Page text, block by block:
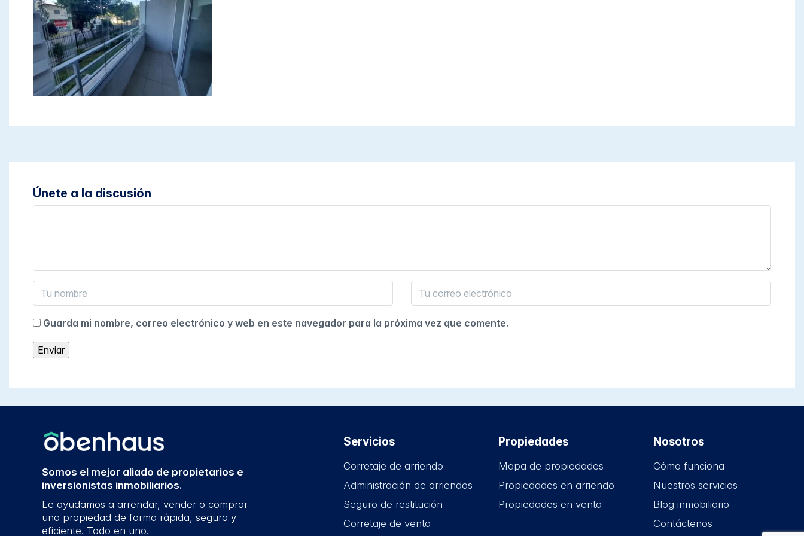
Únete a la discusión
Guarda mi nombre, correo electrónico y web en este navegador para la próxima vez que comente.
Somos el mejor aliado de propietarios e
inversionistas inmobiliarios.
Le ayudamos a arrendar, vender o comprar
una propiedad de forma rápida, segura y
eficiente. Todo en uno.
Servicios
Corretaje de arriendo
Administración de arriendos
Seguro de restitución
Corretaje de venta
Propiedades
Mapa de propiedades
Propiedades en arriendo
Propiedades en venta
Nosotros
Cómo funciona
Nuestros servicios
Blog inmobiliario
Contáctenos